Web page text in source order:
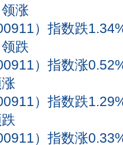
涨
）指数跌
跌
）指数涨
）指数跌
）指数涨